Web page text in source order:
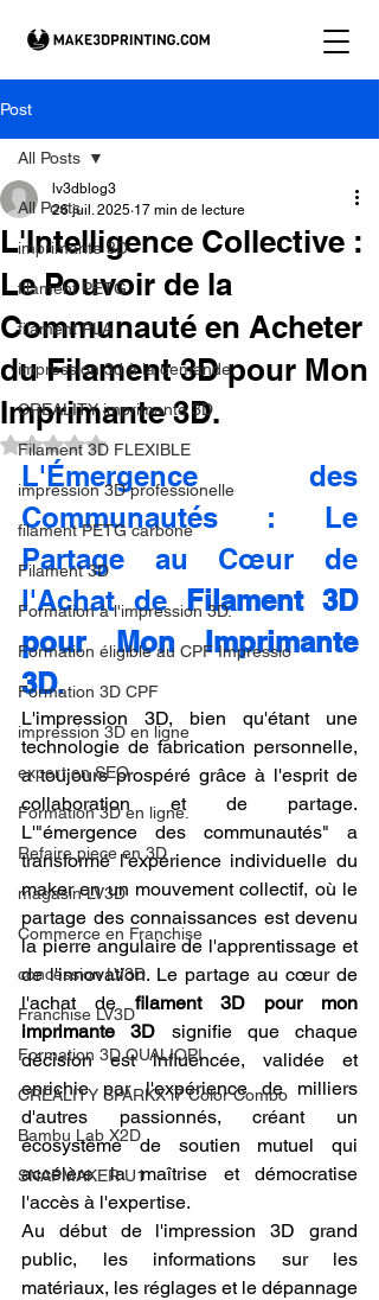
Post
All Posts
imprimante 3D
filament PETG
filament PLA
impression 3d à la demande.
CREALITY imprimante 3D
Filament 3D FLEXIBLE
impression 3D professionelle
filament PETG carbone
Filament 3D
Formation à l'impression 3D.
Formation éligible au CPF Impressio
Formation 3D CPF
impression 3D en ligne
expert en SEO
Formation 3D en ligne.
Refaire piece en 3D
magasin LV3D
Commerce en Franchise
concession LV3D
Franchise LV3D
Formation 3D QUALIOPI
CREALITY SPARKX i7 Color Combo
Bambu Lab X2D
SNAPMAKER U1
All Posts
L'Intelligence Collective :
Le Pouvoir de la
Communauté en Acheter
du Filament 3D pour Mon
Imprimante 3D.
lv3dblog3
26 juil. 2025 17 min de lecture
Noté NaN étoiles sur 5.
L'Émergence des
Communautés : Le
Partage au Cœur de
l'Achat de Filament 3D
pour Mon Imprimante
3D.
L'impression 3D, bien qu'étant une
technologie de fabrication personnelle,
a toujours prospéré grâce à l'esprit de
collaboration et de partage.
L'"émergence des communautés" a
transformé l'expérience individuelle du
maker en un mouvement collectif, où le
partage des connaissances est devenu
la pierre angulaire de l'apprentissage et
de l'innovation. Le partage au cœur de
l'achat de filament 3D pour mon
imprimante 3D signifie que chaque
décision est influencée, validée et
enrichie par l'expérience de milliers
d'autres passionnés, créant un
écosystème de soutien mutuel qui
accélère la maîtrise et démocratise
l'accès à l'expertise.
Au début de l'impression 3D grand
public, les informations sur les
matériaux, les réglages et le dépannage